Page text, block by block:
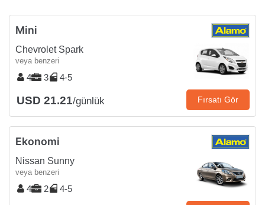
Mini
Chevrolet Spark
veya benzeri
4 3 4-5
USD 21.21/günlük Fırsatı Gör
Ekonomi
Nissan Sunny
veya benzeri
4 2 4-5